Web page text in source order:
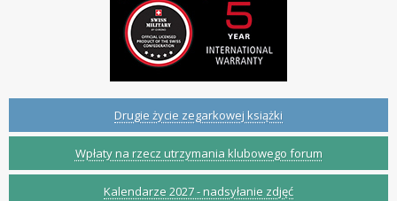
Drugie życie zegarkowej książki
Wpłaty na rzecz utrzymania klubowego forum
Kalendarze 2027 - nadsyłanie zdjęć